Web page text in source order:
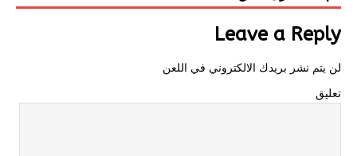
Leave a Reply
لن يتم نشر بريدك الالكتروني في اللعن
تعليق